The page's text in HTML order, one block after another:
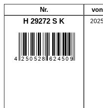
Nr. von
H 29272 S K